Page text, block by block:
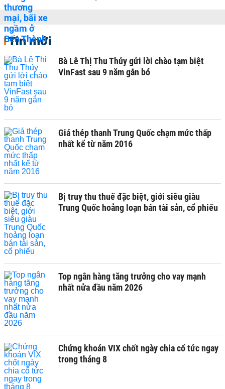
Tin mới
Bà Lê Thị Thu Thủy gửi lời chào tạm biệt
VinFast sau 9 năm gắn bó
Giá thép thanh Trung Quốc chạm mức thấp
nhất kể từ năm 2016
Bị truy thu thuế đặc biệt, giới siêu giàu
Trung Quốc hoảng loạn bán tài sản, cổ phiếu
Top ngân hàng tăng trưởng cho vay mạnh
nhất nửa đầu năm 2026
Chứng khoán VIX chốt ngày chia cổ tức ngay
trong tháng 8